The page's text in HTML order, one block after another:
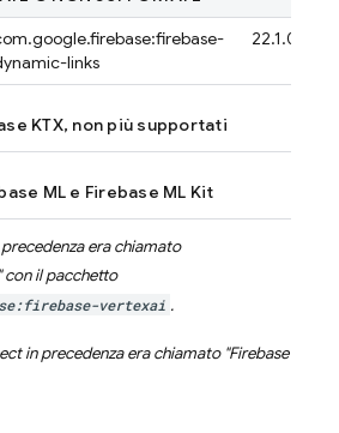
links
22.1.0
KTX, non più supportati
ML e Firebase ML Kit
era chiamato
con il pacchetto
vertexai .
in precedenza era chiamato "Firebase